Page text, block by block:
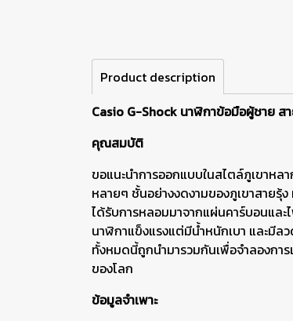
Product description
Casio G-Shock นาฬิกาข้อมือผู้ชาย
คุณสมบัติ
ขอแนะนำการออกแบบในสไตล์ภูเขาหล
หลายๆ ชั้นอย่างงดงามของภูเขาสายรุ้
ได้รับการหลอมมาจากแผ่นคาร์บอนแล
นาฬิกาแข็งแรงแต่มีน้ำหนักเบา และมี
ทั้งหมดนี้ถูกนำมารวมกันเพื่อจำลองกา
ของโลก
ข้อมูลจำเพาะ